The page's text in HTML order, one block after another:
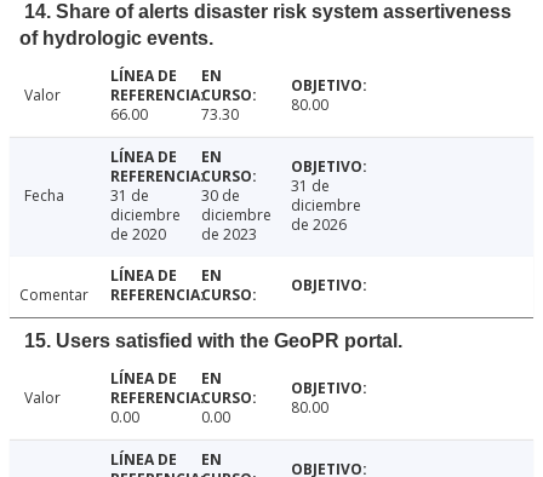
14. Share of alerts disaster risk system assertiveness
of hydrologic events.
Valor
66.00
73.30 80.00
Fecha
31 de
diciembre
de 2020
30 de
diciembre
de 2023
31 de
diciembre
de 2026
Comentar
15. Users satisfied with the GeoPR portal.
Valor
0.00
0.00 80.00